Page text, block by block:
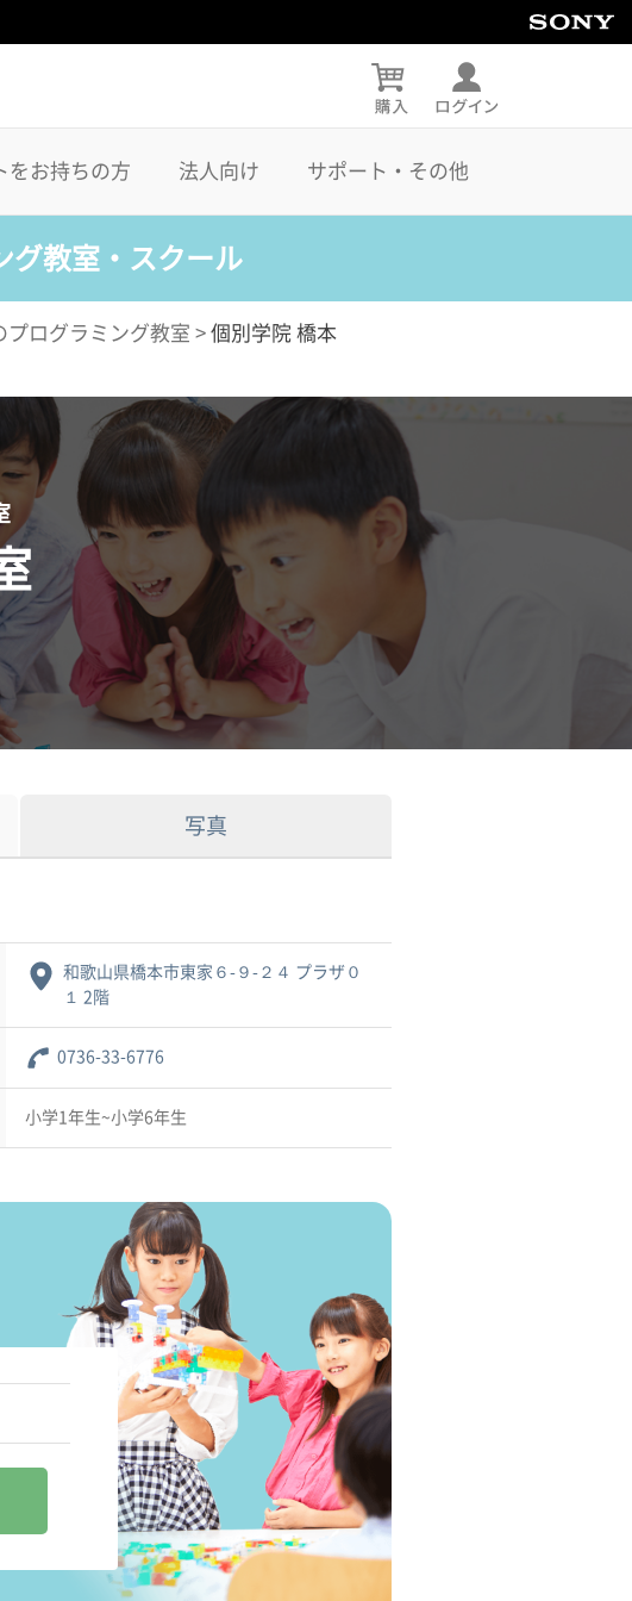
をお持ちの方 法人向け サポート・その他
グ教室・スクール
プログラミング教室 > 個別学院 橋本
写真
和歌山県橋本市東家６-９-２４ プラザ０
１ 2階
0736-33-6776
小学1年生~小学6年生